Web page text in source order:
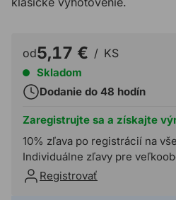
od5,17 € / KS
Skladom
Dodanie do 48 hodín
Zaregistrujte sa a získajte
10% zľava po registrácií na
Individuálne zľavy pre
Registrovať